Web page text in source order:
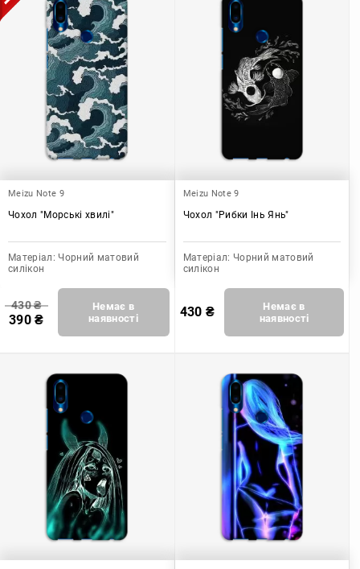
Meizu Note 9
Чохол "Морські хвилі"
Матеріал: Чорний матовий
силікон
430₴
390₴
Немає в
наявності
Meizu Note 9
Чохол "Рибки Інь Янь"
Матеріал: Чорний матовий
силікон
430 ₴
Немає в
наявності